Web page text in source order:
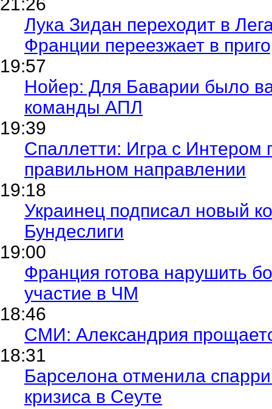
Лука Зидан переходит в
Франции переезжает в
19:57
Нойер: Для Баварии было
команды АПЛ
19:39
Спаллетти: Игра с Интером
правильном направлении
19:18
Украинец подписал новый
Бундеслиги
19:00
Франция готова нарушить
участие в ЧМ
18:46
СМИ: Александрия
18:31
Барселона отменила
кризиса в Сеуте